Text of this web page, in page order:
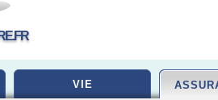
VIE